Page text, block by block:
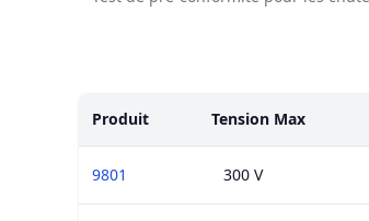
Produit
Tension Max
9801 300 V